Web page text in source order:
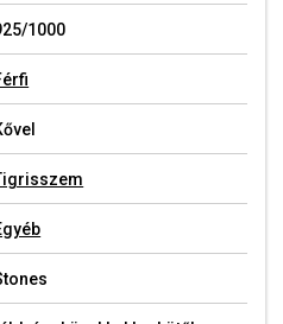
1000